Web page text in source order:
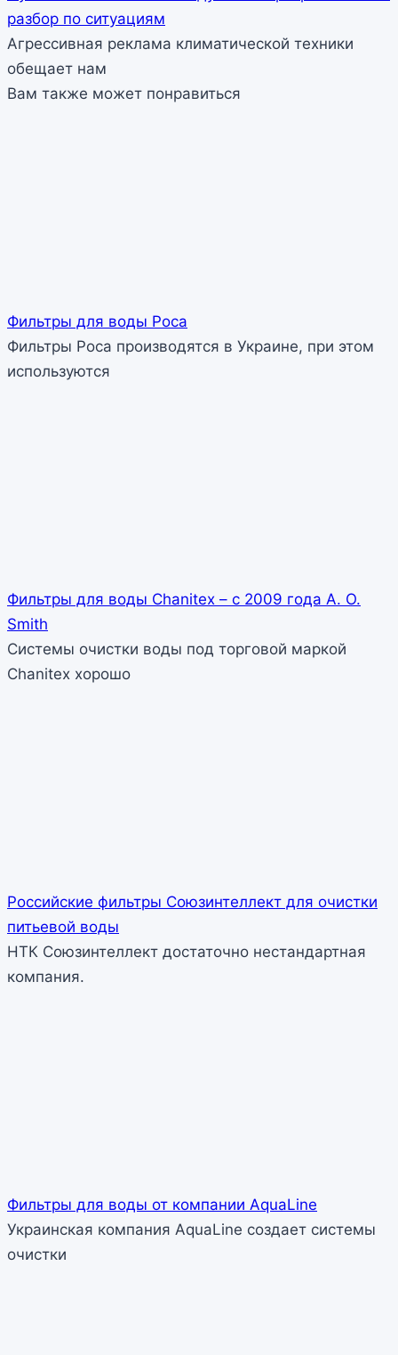
разбор по ситуациям
Агрессивная реклама климатической техники
обещает нам
Вам также может понравиться
Фильтры для воды Роса
Фильтры Роса производятся в Украине, при этом
используются
Фильтры для воды Chanitex – с 2009 года A. O.
Smith
Системы очистки воды под торговой маркой
Chanitex хорошо
Российские фильтры Союзинтеллект для очистки
питьевой воды
НТК Союзинтеллект достаточно нестандартная
компания.
Фильтры для воды от компании AquaLine
Украинская компания AquaLine создает системы
очистки